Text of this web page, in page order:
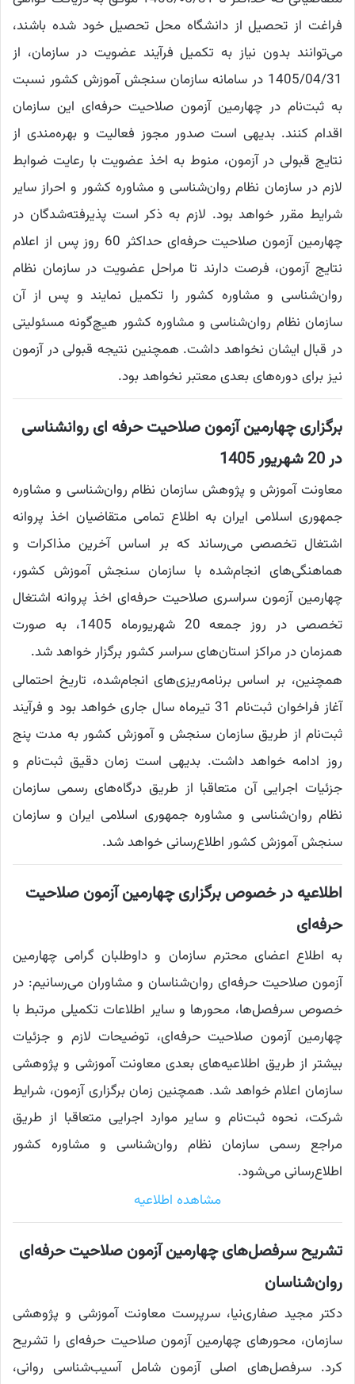
فراغت از تحصیل از دانشگاه محل تحصیل خود شده باشند،
می‌توانند بدون نیاز به تکمیل فرآیند عضویت در سازمان، از
1405/04/31 در سامانه سازمان سنجش آموزش کشور نسبت
به ثبت‌نام در چهارمین آزمون صلاحیت حرفه‌ای این سازمان
اقدام کنند. بدیهی است صدور مجوز فعالیت و بهره‌مندی از
نتایج قبولی در آزمون، منوط به اخذ عضویت با رعایت ضوابط
لازم در سازمان نظام روان‌شناسی و مشاوره کشور و احراز سایر
شرایط مقرر خواهد بود. لازم به ذکر است پذیرفته‌شدگان در
چهارمین آزمون صلاحیت حرفه‌ای حداکثر 60 روز پس از اعلام
نتایج آزمون، فرصت دارند تا مراحل عضویت در سازمان نظام
روان‌شناسی و مشاوره کشور را تکمیل نمایند و پس از آن
سازمان نظام روان‌شناسی و مشاوره کشور هیچ‌گونه مسئولیتی
در قبال ایشان نخواهد داشت. همچنین نتیجه قبولی در آزمون
نیز برای دوره‌های بعدی معتبر نخواهد بود.
برگزاری چهارمین آزمون صلاحیت حرفه ای روانشناسی
در 20 شهریور 1405
معاونت آموزش و پژوهش سازمان نظام روان‌شناسی و مشاوره
جمهوری اسلامی ایران به اطلاع تمامی متقاضیان اخذ پروانه
اشتغال تخصصی می‌رساند که بر اساس آخرین مذاکرات و
هماهنگی‌های انجام‌شده با سازمان سنجش آموزش کشور،
چهارمین آزمون سراسری صلاحیت حرفه‌ای اخذ پروانه اشتغال
تخصصی در روز جمعه 20 شهریورماه 1405، به صورت
همزمان در مراکز استان‌های سراسر کشور برگزار خواهد شد.
همچنین، بر اساس برنامه‌ریزی‌های انجام‌شده، تاریخ احتمالی
آغاز فراخوان ثبت‌نام 31 تیرماه سال جاری خواهد بود و فرآیند
ثبت‌نام از طریق سازمان سنجش و آموزش کشور به مدت پنج
روز ادامه خواهد داشت. بدیهی است زمان دقیق ثبت‌نام و
جزئیات اجرایی آن متعاقبا از طریق درگاه‌های رسمی سازمان
نظام روان‌شناسی و مشاوره جمهوری اسلامی ایران و سازمان
سنجش آموزش کشور اطلاع‌رسانی خواهد شد.
اطلاعیه در خصوص برگزاری چهارمین آزمون صلاحیت
حرفه‌ای
به اطلاع اعضای محترم سازمان و داوطلبان گرامی چهارمین
آزمون صلاحیت حرفه‌ای روان‌شناسان و مشاوران می‌رسانیم: در
خصوص سرفصل‌ها، محورها و سایر اطلاعات تکمیلی مرتبط با
چهارمین آزمون صلاحیت حرفه‌ای، توضیحات لازم و جزئیات
بیشتر از طریق اطلاعیه‌های بعدی معاونت آموزشی و پژوهشی
سازمان اعلام خواهد شد. همچنین زمان برگزاری آزمون، شرایط
شرکت، نحوه ثبت‌نام و سایر موارد اجرایی متعاقبا از طریق
مراجع رسمی سازمان نظام روان‌شناسی و مشاوره کشور
اطلاع‌رسانی می‌شود.
مشاهده اطلاعیه
تشریح سرفصل‌های چهارمین آزمون صلاحیت حرفه‌ای
روان‌شناسان
دکتر مجید صفاری‌نیا، سرپرست معاونت آموزشی و پژوهشی
سازمان، محورهای چهارمین آزمون صلاحیت حرفه‌ای را تشریح
کرد. سرفصل‌های اصلی آزمون شامل آسیب‌شناسی روانی،